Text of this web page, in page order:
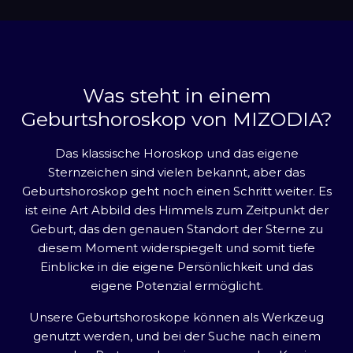
Was steht in einem
Geburtshoroskop von MIZODIA?
Das klassische Horoskop und das eigene
Sternzeichen sind vielen bekannt, aber das
Geburtshoroskop geht noch einen Schritt weiter. Es
ist eine Art Abbild des Himmels zum Zeitpunkt der
Geburt, das den genauen Standort der Sterne zu
diesem Moment widerspiegelt und somit tiefe
Einblicke in die eigene Persönlichkeit und das
eigene Potenzial ermöglicht.
Unsere Geburtshoroskope können als Werkzeug
genutzt werden, und bei der Suche nach einem